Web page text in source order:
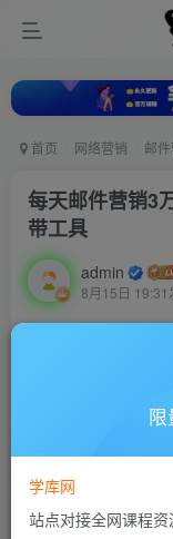
首页 网络营销 邮
每天邮件营销3
带工具
admin
8月15日 19:31
每天邮件营销3万-
此内容为付费资源限
学库网
站点对接全网课程